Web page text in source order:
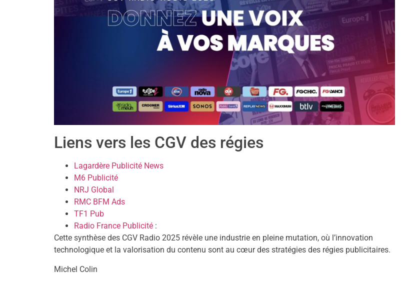
Liens vers les CGV des régies
Lagardère Publicité News
M6 Publicité
NRJ Global
RMC BFM Ads
TF1 Pub
Radio France Publicité :
Cette synthèse des CGV Radio 2025 révèle une industrie en pleine mutation, où l’innovation
technologique et la valorisation du contenu sont au cœur des stratégies des régies publicitaires.
Michel Colin